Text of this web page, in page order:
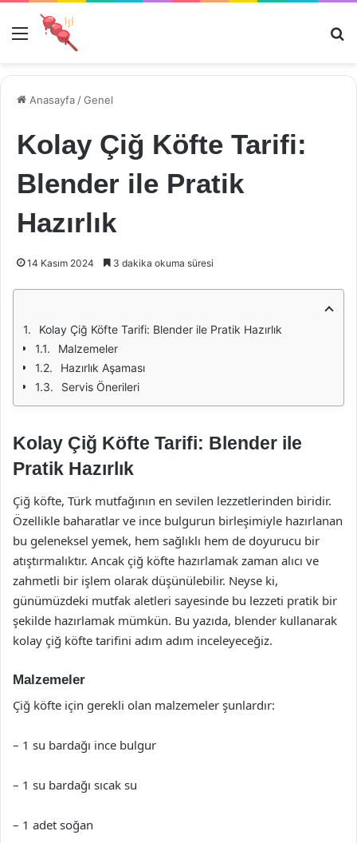
Menü
Anasayfa /Genel
Kolay Çiğ Köfte Tarifi:
Blender ile Pratik
Hazırlık
14 Kasım 2024 3 dakika okuma süresi
Kolay Çiğ Köfte Tarifi: Blender ile Pratik Hazırlık
Malzemeler
Hazırlık Aşaması
Servis Önerileri
Kolay Çiğ Köfte Tarifi: Blender ile
Pratik Hazırlık
Çiğ köfte, Türk mutfağının en sevilen lezzetlerinden biridir.
Özellikle baharatlar ve ince bulgurun birleşimiyle hazırlanan
bu geleneksel yemek, hem sağlıklı hem de doyurucu bir
atıştırmalıktır. Ancak çiğ köfte hazırlamak zaman alıcı ve
zahmetli bir işlem olarak düşünülebilir. Neyse ki,
günümüzdeki mutfak aletleri sayesinde bu lezzeti pratik bir
şekilde hazırlamak mümkün. Bu yazıda, blender kullanarak
kolay çiğ köfte tarifini adım adım inceleyeceğiz.
Malzemeler
Çiğ köfte için gerekli olan malzemeler şunlardır:
– 1 su bardağı ince bulgur
– 1 su bardağı sıcak su
– 1 adet soğan